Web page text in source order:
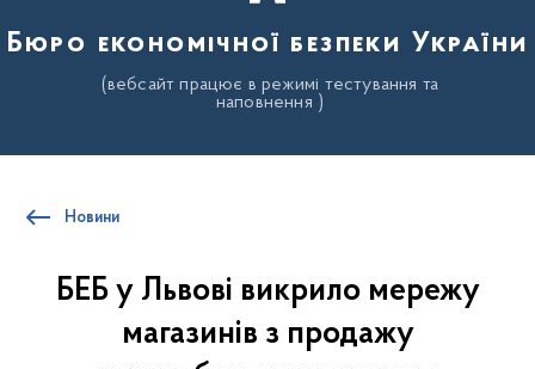
Бюро економічної безпеки України
(вебсайт працює в режимі тестування та
наповнення )
Новини
БЕБ у Львові викрило мережу
магазинів з продажу